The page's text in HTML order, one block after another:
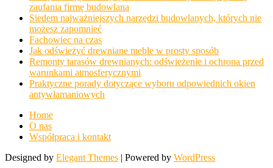
zaufania firmę budowlaną
Siedem najważniejszych narzędzi budowlanych, których nie
możesz zapomnieć
Fachowiec na czas
Jak odświeżyć drewniane meble w prosty sposób
Remonty tarasów drewnianych: odświeżenie i ochrona przed
warunkami atmosferycznymi
Praktyczne porady dotyczące wyboru odpowiednich okien
antywłamaniowych
Home
O nas
Współpraca i kontakt
Designed by Elegant Themes | Powered by WordPress